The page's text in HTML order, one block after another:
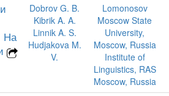
На
Dobrov G. B.
Kibrik A. A.
Linnik A. S.
Hudjakova M.
V.
Lomonosov
Moscow State
University,
Moscow, Russia
Institute of
Linguistics, RAS
Moscow, Russia